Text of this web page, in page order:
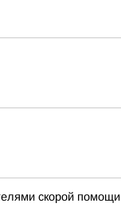
скорой помощи